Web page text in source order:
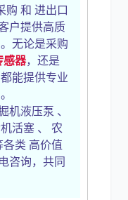
购 和 进出口
户提供高质
无论是采购
感器，还是
能提供专业
机液压泵 、
活塞 、 农
类 高价值
咨询，共同